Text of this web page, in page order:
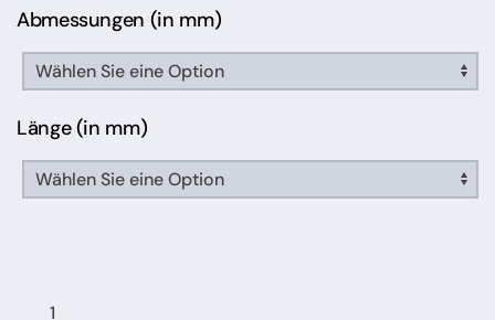
Abmessungen (in mm)
Länge (in mm)
Edelstahlsechskantstange